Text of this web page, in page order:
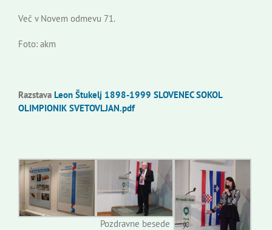
Več v Novem odmevu 71.
Foto: akm
Razstava Leon Štukelj 1898-1999 SLOVENEC SOKOL
OLIMPIONIK SVETOVLJAN.pdf
Pozdravne besede